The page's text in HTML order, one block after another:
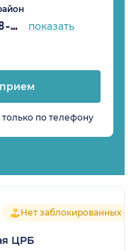
+7 (863) 308-50-39 показать
по телефону
Нет заблокированных
ЦРБ